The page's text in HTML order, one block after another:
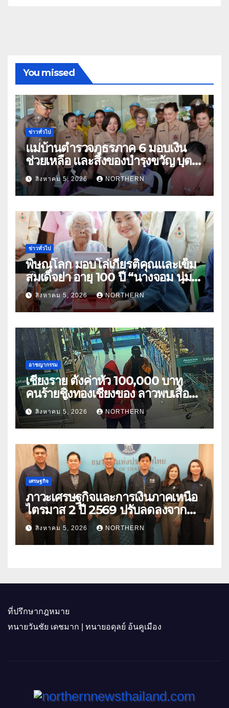
You missed
ข่าวทั่วไป
แม่บ้านตำรวจภูธรภาค 6 มอบเงิน
ช่วยเหลือ และสิ่งของบำรุงขวัญ บุตร-
ธิดา ข้าราชการตำรวจจังหวัด
อุทัยธานี
สิงหาคม 5, 2026 NORTHERN
ข่าวทั่วไป
พิษณุโลก มอบโล่เกียรติคุณและเข็ม
สมเด็จย่า อายุ 100 ปี “นางจอม นุ่ม
เนตร” ตำบลบ้านกร่าง อำเภอเมือง
สิงหาคม 5, 2026 NORTHERN
อาชญากรรม
เชียงราย ตั้งค่าหัว 100,000 บาท
คนร้ายชิงทองเชียงของ ลาวพบเสื้อผ้า
คนร้ายตั้งจุดตรวจตามเส้นทาง
สิงหาคม 5, 2026 NORTHERN
เศรษฐกิจ
ภาวะเศรษฐกิจและการเงินภาคเหนือ
ไตรมาส 2 ปี 2569 ปรับลดลงจาก
ราคาพลังงาน ค่าครองชีพ
สิงหาคม 5, 2026 NORTHERN
ที่ปรึกษากฎหมาย
ทนายวันชัย เดชมาก | ทนายอดุลย์ อ้นคูเมือง